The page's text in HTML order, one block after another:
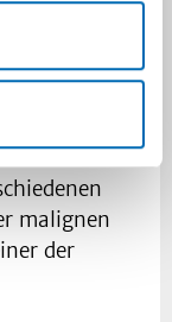
genannt)
malignen
der